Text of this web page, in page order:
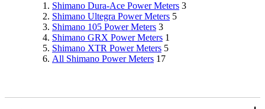
Shimano Dura-Ace Power Meters 3
Shimano Ultegra Power Meters 5
Shimano 105 Power Meters 3
Shimano GRX Power Meters 1
Shimano XTR Power Meters 5
All Shimano Power Meters 17